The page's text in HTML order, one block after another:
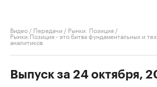
Видео / Передачи / Рынки. Позиция /
Рынки.Позиция - это битва фундаментальных и
аналитиков
Выпуск за 24 октября,